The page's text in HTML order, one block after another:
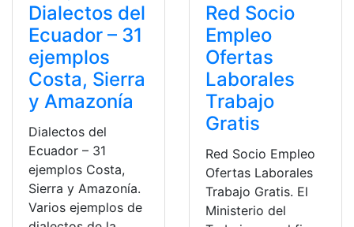
Dialectos del
Ecuador – 31
ejemplos
Costa, Sierra
y Amazonía
Dialectos del
Ecuador – 31
ejemplos Costa,
Sierra y Amazonía.
Varios ejemplos de
Red Socio
Empleo
Ofertas
Laborales
Trabajo
Gratis
Red Socio Empleo
Ofertas Laborales
Trabajo Gratis. El
Ministerio del